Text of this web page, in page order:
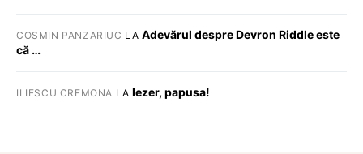
COSMIN PANZARIUC LA Adevărul despre Devron Riddle este
că …
ILIESCU CREMONA LA Iezer, papusa!